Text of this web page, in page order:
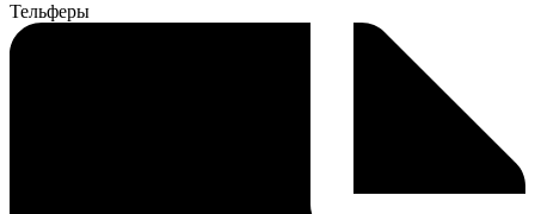
Тельферы